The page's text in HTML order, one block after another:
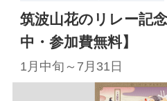
筑波山花のリレー記
中・参加費無料】
1月中旬～7月31日